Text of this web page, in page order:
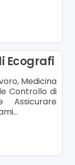
Ecografi
Medicina
Controllo di
Assicurare